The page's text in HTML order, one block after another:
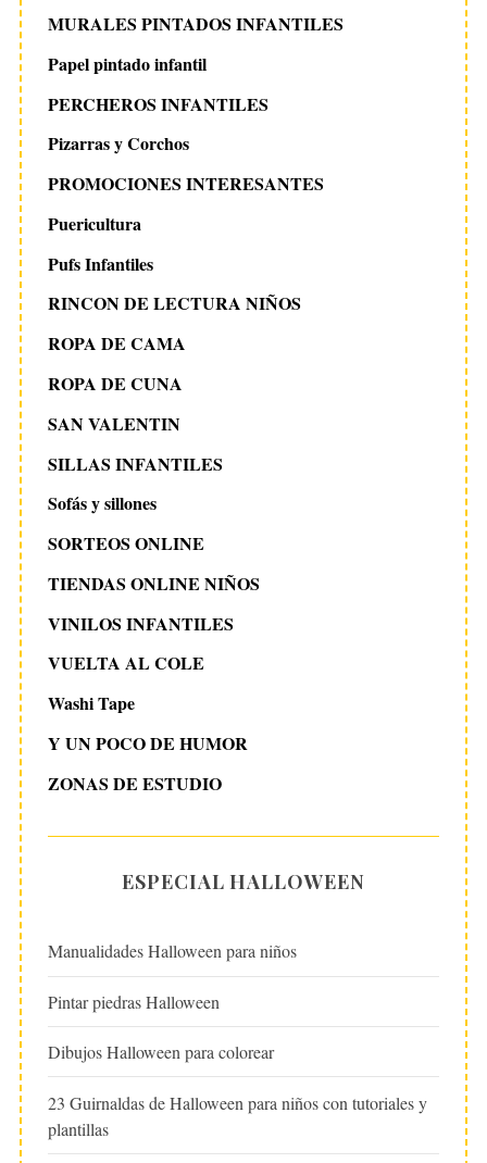
MURALES PINTADOS INFANTILES
Papel pintado infantil
PERCHEROS INFANTILES
Pizarras y Corchos
PROMOCIONES INTERESANTES
Puericultura
Pufs Infantiles
RINCON DE LECTURA NIÑOS
ROPA DE CAMA
ROPA DE CUNA
SAN VALENTIN
SILLAS INFANTILES
Sofás y sillones
SORTEOS ONLINE
TIENDAS ONLINE NIÑOS
VINILOS INFANTILES
VUELTA AL COLE
Washi Tape
Y UN POCO DE HUMOR
ZONAS DE ESTUDIO
ESPECIAL HALLOWEEN
Manualidades Halloween para niños
Pintar piedras Halloween
Dibujos Halloween para colorear
23 Guirnaldas de Halloween para niños con tutoriales y
plantillas